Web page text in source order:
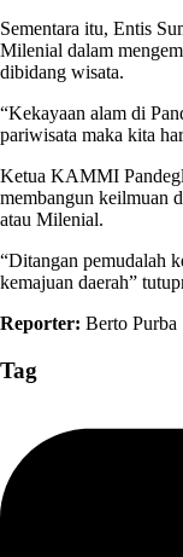
Sementara itu, Entis
Milenial dalam
dibidang wisata.
“Kekayaan alam di
pariwisata maka kita
Ketua KAMMI
membangun keilmuan
atau Milenial.
“Ditangan pemudalah
kemajuan daerah”
Reporter: Berto Purba
Tag